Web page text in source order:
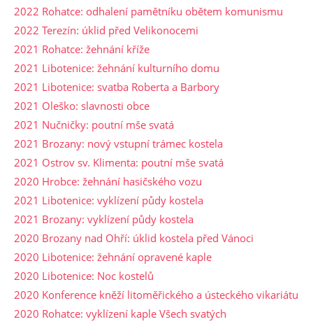
2022 Rohatce: odhalení pamětníku obětem komunismu
2022 Terezín: úklid před Velikonocemi
2021 Rohatce: žehnání kříže
2021 Libotenice: žehnání kulturního domu
2021 Libotenice: svatba Roberta a Barbory
2021 Oleško: slavnosti obce
2021 Nučničky: poutní mše svatá
2021 Brozany: nový vstupní trámec kostela
2021 Ostrov sv. Klimenta: poutní mše svatá
2020 Hrobce: žehnání hasičského vozu
2021 Libotenice: vyklízení půdy kostela
2021 Brozany: vyklízení půdy kostela
2020 Brozany nad Ohří: úklid kostela před Vánoci
2020 Libotenice: žehnání opravené kaple
2020 Libotenice: Noc kostelů
2020 Konference kněží litoměřického a ústeckého vikariátu
2020 Rohatce: vyklízení kaple Všech svatých